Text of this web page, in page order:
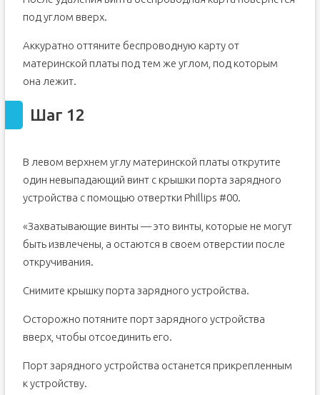
под углом вверх.
Аккуратно оттяните беспроводную карту от
материнской платы под тем же углом, под которым
она лежит.
Шаг 12
В левом верхнем углу материнской платы открутите
один невыпадающий винт с крышки порта зарядного
устройства с помощью отвертки Phillips #00.
«Захватывающие винты — это винты, которые не могут
быть извлечены, а остаются в своем отверстии после
откручивания.
Снимите крышку порта зарядного устройства.
Осторожно потяните порт зарядного устройства
вверх, чтобы отсоединить его.
Порт зарядного устройства останется прикрепленным
к устройству.